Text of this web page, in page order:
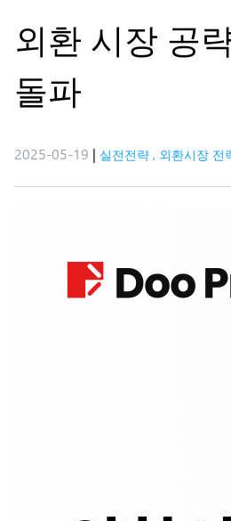
외환 시장 공
돌파
2025-05-19 | 실전전략 , 외환시장 전